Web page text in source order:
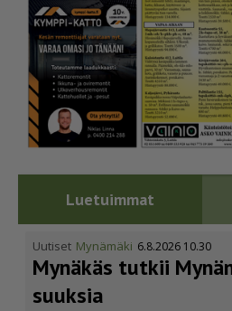
Luetuimmat
Uutiset Mynämäki 6.8.2026 10.30
Mynäkäs tutkii
suuksia